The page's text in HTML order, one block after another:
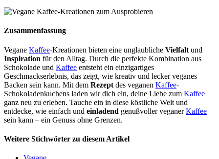
Zusammenfassung
Vegane Kaffee-Kreationen bieten eine unglaubliche Vielfalt und
Inspiration für den Alltag. Durch die perfekte Kombination aus
Schokolade und Kaffee entsteht ein einzigartiges
Geschmackserlebnis, das zeigt, wie kreativ und lecker veganes
Backen sein kann. Mit dem Rezept des veganen Kaffee-
Schokoladenkuchens laden wir dich ein, deine Liebe zum Kaffee
ganz neu zu erleben. Tauche ein in diese köstliche Welt und
entdecke, wie einfach und einladend genußvoller veganerKaffee
sein kann – ein Genuss ohne Grenzen.
Weitere Stichwörter zu diesem Artikel